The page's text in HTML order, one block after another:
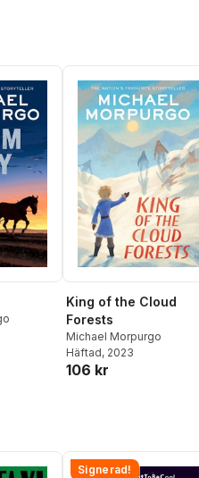
King of the Cloud
Forests
Michael Morpurgo
Häftad, 2023
106 kr
Signerad!